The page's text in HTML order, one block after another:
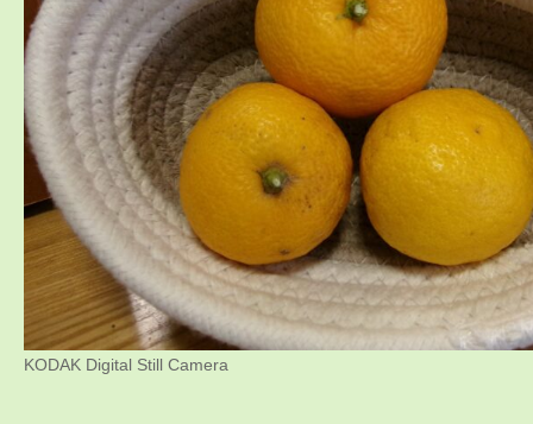
KODAK Digital Still Camera